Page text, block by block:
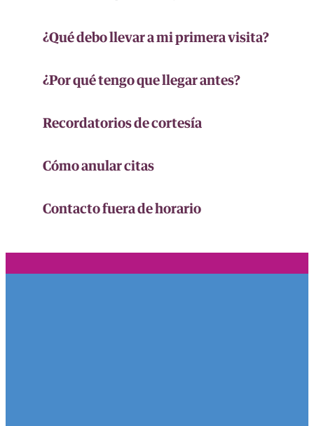
¿Qué debo llevar a mi primera visita?
¿Por qué tengo que llegar antes?
Recordatorios de cortesía
Cómo anular citas
Contacto fuera de horario